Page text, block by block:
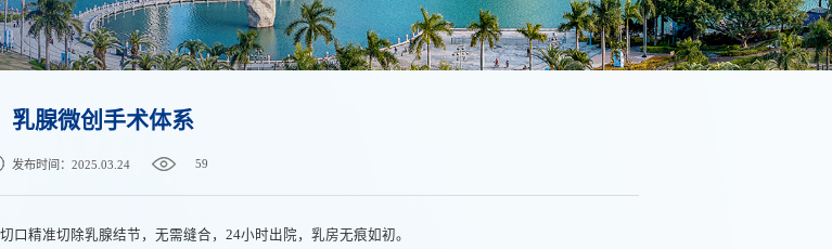
乳腺微创手术体系
发布时间：2025.03.24 59
精准切除乳腺结节，无需缝合，24小时出院，乳房无痕如初。